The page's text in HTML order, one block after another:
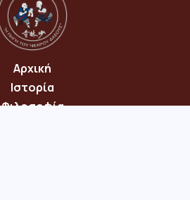
Αρχική
Ιστορία
Φιλοσοφία